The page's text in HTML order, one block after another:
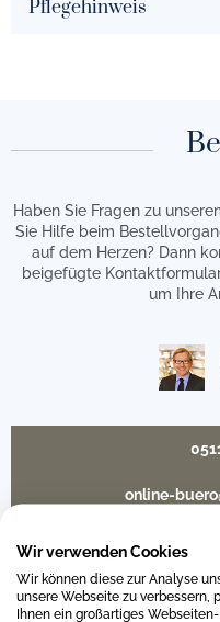
Pflegehinweis
Haben Sie Fragen zu
Sie Hilfe beim
auf dem Herzen? Dann
beigefügte
um Ihre
online-
Wir verwenden Cookies
Wir können diese zur Analyse
unsere Webseite zu verbessern,
Ihnen ein großartiges